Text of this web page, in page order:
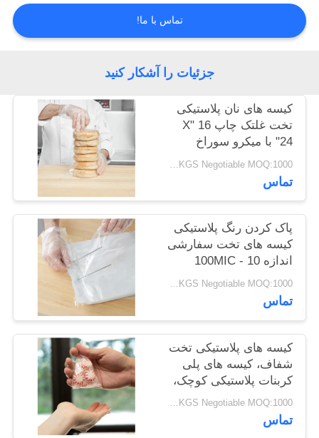
اخبار
نقشه
سایت
PRIVACY
POLICY
تماس با ما!
جزئیات را آشکار کنید
کیسه های نان پلاستیکی
تخت غلتک چاپ 16 "X
24" با میکرو سوراخ
USD 1.7-2.5 / KGS Negotiable MOQ:1000 کیلوگرم
تماس
پاک کردن رنگ پلاستیکی
کیسه های تخت سفارشی
اندازه 10 - 100MIC
ضخامت
USD 1.7-2.5 / KGS Negotiable MOQ:1000 کیلوگرم
تماس
کیسه های پلاستیکی تخت
شفاف، کیسه های پلی
کربنات پلاستیکی کوچک،
ضخامت سفارشی
USD 1.7-2.5 / KGS Negotiable MOQ:1000 کیلوگرم
تماس